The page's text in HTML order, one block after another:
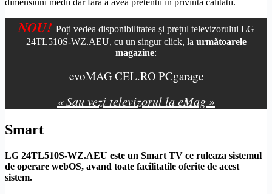
dimensiuni medii dar fara a avea pretentii in privinta calitatii.
NOU! Poți vedea disponibilitatea și prețul televizorului LG
24TL510S-WZ.AEU, cu un singur click, la următoarele
magazine:
evoMAGCEL.RO PCgarage
« Sau vezi televizorul la eMag »
Smart
LG 24TL510S-WZ.AEU este un Smart TV ce ruleaza sistemul
de operare webOS, avand toate facilitatile oferite de acest
sistem.